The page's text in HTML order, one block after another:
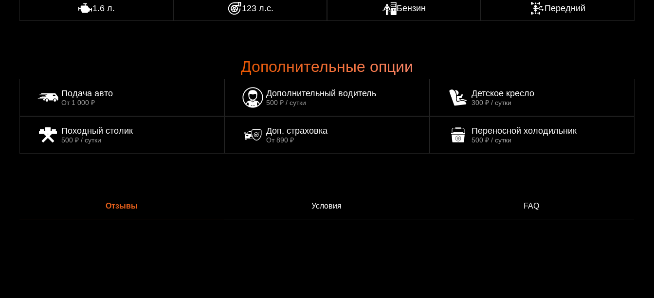
1.6 л. 123 л.с. Бензин Передний
Дополнительные опции
Подача авто
От 1 000 ₽
Дополнительный водитель
500 ₽ / сутки
Детское кресло
300 ₽ / сутки
Походный столик
500 ₽ / сутки
Доп. страховка
От 890 ₽
Переносной холодильник
500 ₽ / сутки
Отзывы Условия FAQ